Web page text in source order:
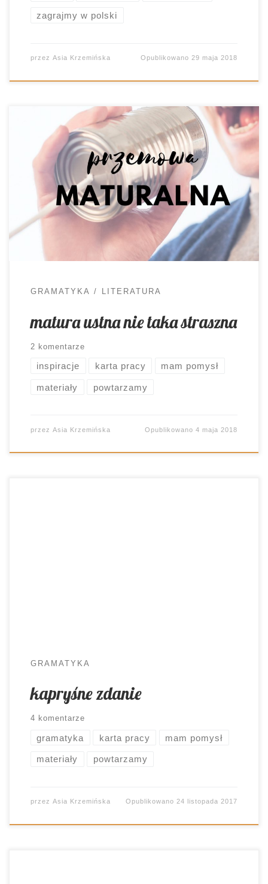
zagrajmy w polski
przez Asia Krzemińska Opublikowano 29 maja 2018
Właśnie ruszyły tegoroczne egzaminy maturalne.
Język polski, tradycyjnie, znalazł się na samym
początku zmagań. Rozwiązanie arkusza to jedno,
ale każdego abiturienta czeka jeszcze część
ustna. Jak się do niej przygotować?
GRAMATYKA LITERATURA
matura ustna nie taka straszna
2 komentarze
inspiracje karta pracy mam pomysł
materiały powtarzamy
przez Asia Krzemińska Opublikowano4 maja 2018
GRAMATYKA
kapryśne zdanie
4 komentarze
gramatyka karta pracy mam pomysł
materiały powtarzamy
przez Asia Krzemińska Opublikowano 24 listopada 2017